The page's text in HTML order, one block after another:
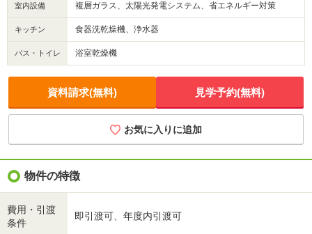
室内設備 複層ガラス、太陽光発電システム、省エネルギー対策
キッチン 食器洗乾燥機、浄水器
バス・トイレ 浴室乾燥機
資料請求(無料) 見学予約(無料)
お気に入りに追加
物件の特徴
費用・引渡
条件
即引渡可、年度内引渡可